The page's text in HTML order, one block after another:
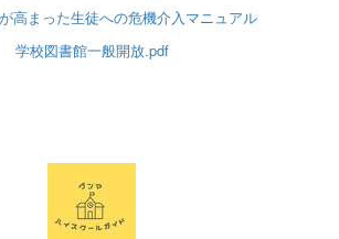
高まった生徒への危機介入マニュアル
学校図書館一般開放.pdf